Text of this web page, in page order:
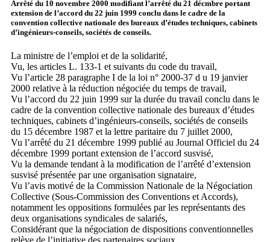
Arrêté du 10 novembre 2000 modifiant l’arrêté du 21 décmbre portant
extension de l’accord du 22 juin 1999 conclu dans le cadre de la
convention collective nationale des bureaux d’études techniques, cabinets
d’ingénieurs-conseils, sociétés de conseils.
La ministre de l’emploi et de la solidarité,
Vu, les articles L. 133-1 et suivants du code du travail,
Vu l’article 28 paragraphe I de la loi n° 2000-37 d u 19 janvier
2000 relative à la réduction négociée du temps de travail,
Vu l’accord du 22 juin 1999 sur la durée du travail conclu dans le
cadre de la convention collective nationale des bureaux d’études
techniques, cabinets d’ingénieurs-conseils, sociétés de conseils
du 15 décembre 1987 et la lettre paritaire du 7 juillet 2000,
Vu l’arrêté du 21 décembre 1999 publié au Journal Officiel du 24
décembre 1999 portant extension de l’accord susvisé,
Vu la demande tendant à la modification de l’arrêté d’extension
susvisé présentée par une organisation signataire,
Vu l’avis motivé de la Commission Nationale de la Négociation
Collective (Sous-Commission des Conventions et Accords),
notamment les oppositions formulées par les représentants des
deux organisations syndicales de salariés,
Considérant que la négociation de dispositions conventionnelles
relève de l’initiative des partenaires sociaux,